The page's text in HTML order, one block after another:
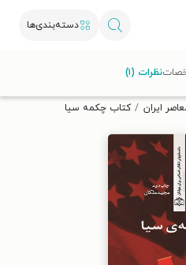
دسته‌بندی‌ها
دریافت کن.
ایران کتاب چکمه سیا
نظرات (۱)